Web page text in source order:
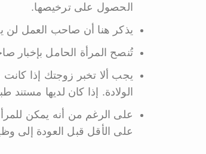
الحصول على ترخيصها.
يذكر هنا أن صاحب العمل لن
تُنصح المرأة الحامل بإخبار
يجب ألا تخبر زوجتك إذا
الولادة. إذا كان لديها
على الأقل قبل العودة إلى